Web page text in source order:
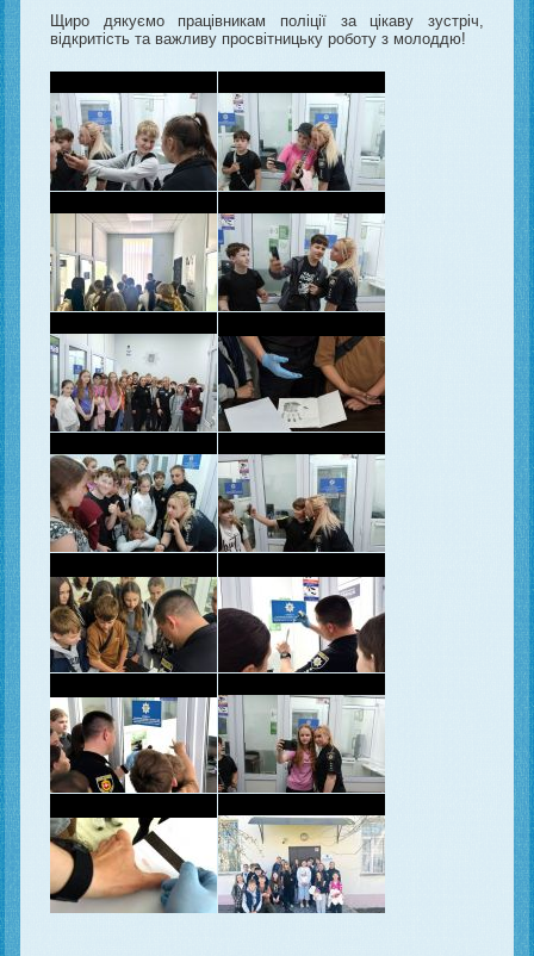
Щиро дякуємо працівникам поліції за цікаву зустріч,
відкритість та важливу просвітницьку роботу з молоддю!